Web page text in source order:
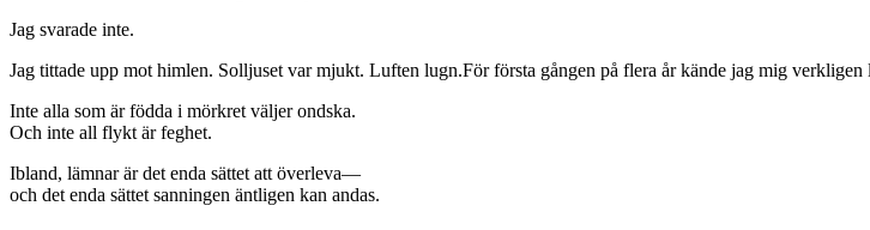
Jag svarade inte.
Jag tittade upp mot himlen. Solljuset var mjukt. Luften lugn.För första gången på flera år kände jag mig verkligen
Inte alla som är födda i mörkret väljer ondska.
Och inte all flykt är feghet.
Ibland, lämnar är det enda sättet att överleva—
och det enda sättet sanningen äntligen kan andas.